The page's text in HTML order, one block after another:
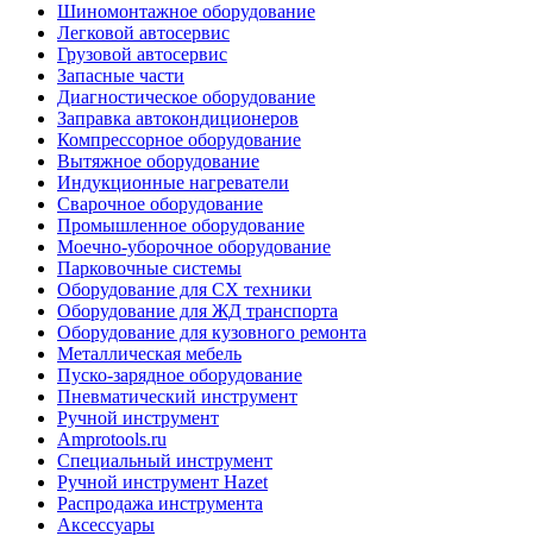
Шиномонтажное оборудование
Легковой автосервис
Грузовой автосервис
Запасные части
Диагностическое оборудование
Заправка автокондиционеров
Компрессорное оборудование
Вытяжное оборудование
Индукционные нагреватели
Сварочное оборудование
Промышленное оборудование
Моечно-уборочное оборудование
Парковочные системы
Оборудование для СХ техники
Оборудование для ЖД транспорта
Оборудование для кузовного ремонта
Металлическая мебель
Пуско-зарядное оборудование
Пневматический инструмент
Ручной инструмент
Amprotools.ru
Специальный инструмент
Ручной инструмент Hazet
Распродажа инструмента
Аксессуары